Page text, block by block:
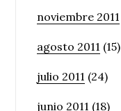
noviembre 2011
agosto 2011 (15)
julio 2011 (24)
junio 2011 (18)